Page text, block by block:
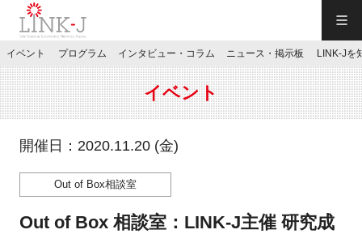
JP／EN
特別会員専用メニュー
イベント プログラム インタビュー・コラム ニュース・掲示板 LINK-Jを
イベント
開催日：2020.11.20 (金)
Out of Box相談室
Out of Box 相談室：LINK-J主催 研究成